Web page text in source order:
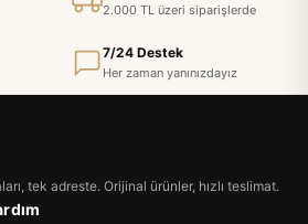
2.000 TL üzeri siparişlerde
7/24 Destek
Her zaman yanınızdayız
tek adreste. Orijinal ürünler, hızlı teslimat.